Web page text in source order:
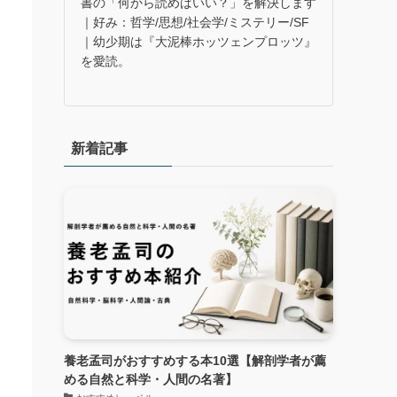
｜好み：哲学/思想/社会学/ミステリー/SF
｜幼少期は『大泥棒ホッツェンプロッツ』
を愛読。
新着記事
養老孟司がおすすめする本10選【解剖学者が薦
める自然と科学・人間の名著】